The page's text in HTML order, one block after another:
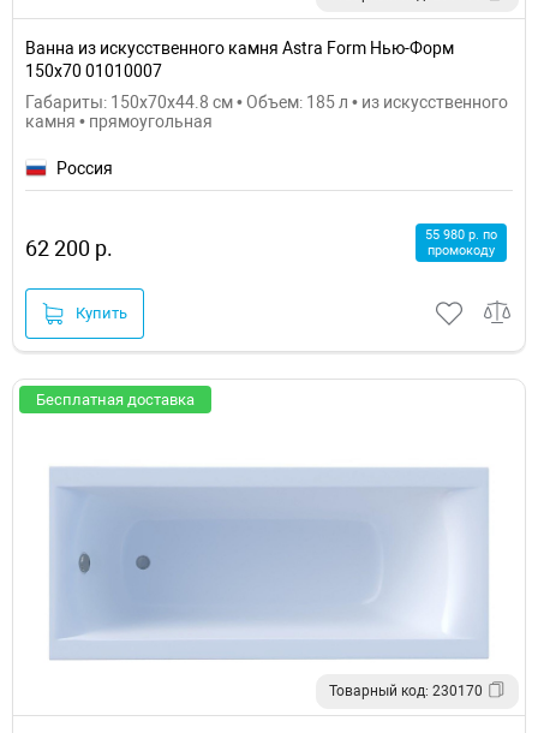
Ванна из искусственного камня Astra Form Нью-Форм
150х70 01010007
Габариты: 150x70x44.8 см • Объем: 185 л • из искусственного
камня • прямоугольная
Россия
62 200 р.
55 980 р. по
промокоду
Купить
Бесплатная доставка
Товарный код: 230170